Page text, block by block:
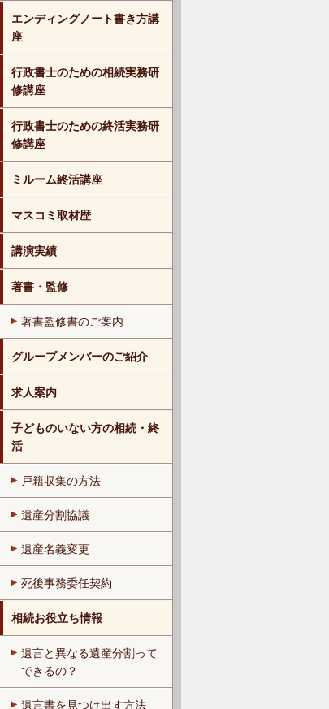
エンディングノート書き方講
座
行政書士のための相続実務研
修講座
行政書士のための終活実務研
修講座
ミルーム終活講座
マスコミ取材歴
講演実績
著書・監修
著書監修書のご案内
グループメンバーのご紹介
求人案内
子どものいない方の相続・終
活
戸籍収集の方法
遺産分割協議
遺産名義変更
死後事務委任契約
相続お役立ち情報
遺言と異なる遺産分割って
できるの？
遺言書を見つけ出す方法